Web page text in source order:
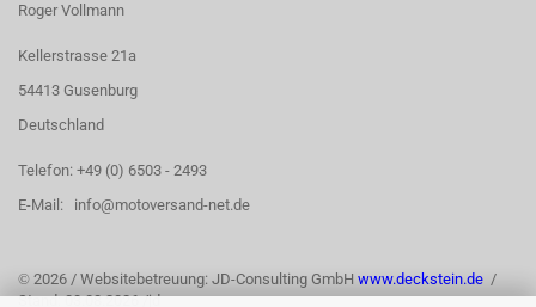
Roger Vollmann
Kellerstrasse 21a
54413 Gusenburg
Deutschland
Telefon: +49 (0) 6503 - 2493
E-Mail: info@motoversand-net.de
© 2026 / Websitebetreuung: JD-Consulting GmbH www.deckstein.de /
Stand: 03.08.2026 /jd